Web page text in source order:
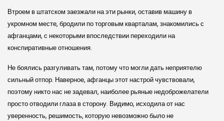
Втроем в штатском заезжали на эти рынки, оставив машину в
укромном месте, бродили по торговым кварталам, знакомились с
афганцами, с некоторыми впоследствии переходили на
конспиративные отношения.
Не боялись разгуливать там, потому что могли дать неприятелю
сильный отпор. Наверное, афганцы этот настрой чувствовали,
поэтому никто нас не задевал, наиболее рьяные недоброжелатели
просто отводили глаза в сторону. Видимо, исходила от нас
уверенность, решимость, которую невозможно было не